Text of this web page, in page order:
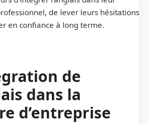
de lever leurs hésitations
en confiance à long terme.
de
dans la
d’entreprise